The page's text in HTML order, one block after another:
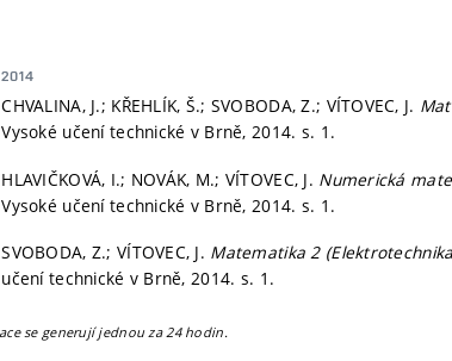
2014
CHVALINA, J.; KŘEHLÍK, Š.; SVOBODA, Z.; VÍTOVEC, J.
Vysoké učení technické v Brně, 2014. s. 1.
HLAVIČKOVÁ, I.; NOVÁK, M.; VÍTOVEC, J. Numerická
Vysoké učení technické v Brně, 2014. s. 1.
SVOBODA, Z.; VÍTOVEC, J. Matematika 2
učení technické v Brně, 2014. s. 1.
se generují jednou za 24 hodin.